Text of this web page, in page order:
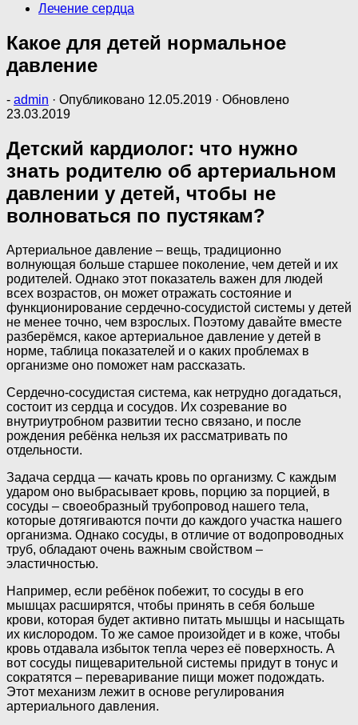
Лечение сердца
Какое для детей нормальное
давление
- admin · Опубликовано 12.05.2019 · Обновлено
23.03.2019
Детский кардиолог: что нужно
знать родителю об артериальном
давлении у детей, чтобы не
волноваться по пустякам?
Артериальное давление – вещь, традиционно
волнующая больше старшее поколение, чем детей и их
родителей. Однако этот показатель важен для людей
всех возрастов, он может отражать состояние и
функционирование сердечно-сосудистой системы у детей
не менее точно, чем взрослых. Поэтому давайте вместе
разберёмся, какое артериальное давление у детей в
норме, таблица показателей и о каких проблемах в
организме оно поможет нам рассказать.
Сердечно-сосудистая система, как нетрудно догадаться,
состоит из сердца и сосудов. Их созревание во
внутриутробном развитии тесно связано, и после
рождения ребёнка нельзя их рассматривать по
отдельности.
Задача сердца — качать кровь по организму. С каждым
ударом оно выбрасывает кровь, порцию за порцией, в
сосуды – своеобразный трубопровод нашего тела,
которые дотягиваются почти до каждого участка нашего
организма. Однако сосуды, в отличие от водопроводных
труб, обладают очень важным свойством –
эластичностью.
Например, если ребёнок побежит, то сосуды в его
мышцах расширятся, чтобы принять в себя больше
крови, которая будет активно питать мышцы и насыщать
их кислородом. То же самое произойдет и в коже, чтобы
кровь отдавала избыток тепла через её поверхность. А
вот сосуды пищеварительной системы придут в тонус и
сократятся – переваривание пищи может подождать.
Этот механизм лежит в основе регулирования
артериального давления.